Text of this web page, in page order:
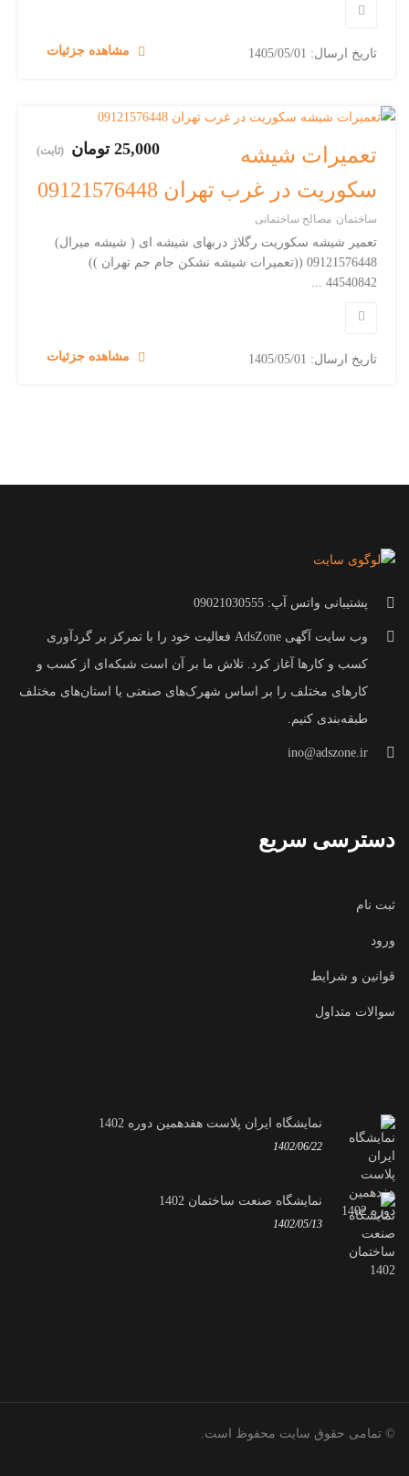
تاریخ ارسال: 1405/05/01 مشاهده جزئیات
25,000 تومان (ثابت)
تعمیرات شیشه
سکوریت در غرب تهران 09121576448
ساختمان مصالح ساختمانی
تعمیر شیشه سکوریت رگلاژ دربهای شیشه ای ( شیشه میرال)
09121576448 ((تعمیرات شیشه نشکن جام جم تهران ))
44540842 ...
تاریخ ارسال: 1405/05/01 مشاهده جزئیات
پشتیبانی واتس آپ: 09021030555
وب سایت آگهی AdsZone فعالیت خود را با تمرکز بر گردآوری
کسب و کارها آغاز کرد. تلاش ما بر آن است شبکه‌ای از کسب و
کارهای مختلف را بر اساس شهرک‌های صنعتی یا استان‌های مختلف
طبقه‌بندی کنیم.
ino@adszone.ir
دسترسی سریع
ثبت نام
ورود
قوانین و شرایط
سوالات متداول
نمایشگاه ایران پلاست هفدهمین دوره 1402
1402/06/22
نمایشگاه صنعت ساختمان 1402
1402/05/13
© تمامی حقوق سایت محفوظ است.